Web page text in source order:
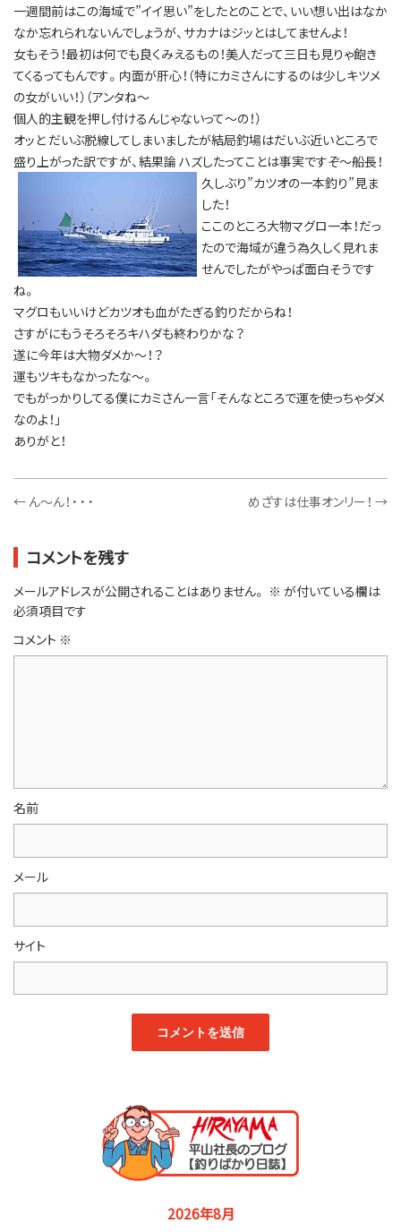
一週間前はこの海域で”イイ思い”をしたとのことで、いい想い出はなか
なか忘れられないんでしょうが、サカナはジッとはしてませんよ！
女もそう！最初は何でも良くみえるもの！美人だって三日も見りゃ飽き
てくるってもんです。内面が肝心！（特にカミさんにするのは少しキツメ
の女がいい！）（アンタね～
個人的主観を押し付けるんじゃないって～の！）
オッと だいぶ脱線してしまいましたが結局釣場はだいぶ近いところで
盛り上がった訳ですが、結果論 ハズしたってことは事実ですぞ～船長！
久しぶり”カツオの一本釣り”見ま
した！
ここのところ大物マグロ一本！だっ
たので海域が違う為久しく見れま
せんでしたがやっぱ面白そうです
ね。
マグロもいいけどカツオも血がたぎる釣りだからね！
さすがにもうそろそろキハダも終わりかな？
遂に今年は大物ダメか～！？
運もツキもなかったな～。
でもがっかりしてる僕にカミさん一言「そんなところで運を使っちゃダメ
なのよ！」
ありがと！
← ん～ん！・・・ めざすは仕事オンリー！ →
コメントを残す
メールアドレスが公開されることはありません。 ※ が付いている欄は
必須項目です
コメント ※
名前
メール
サイト
2026年8月